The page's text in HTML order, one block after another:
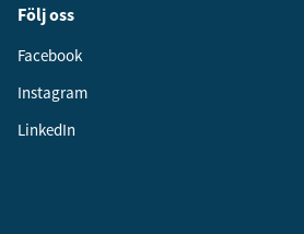
Följ oss
Facebook
Instagram
LinkedIn